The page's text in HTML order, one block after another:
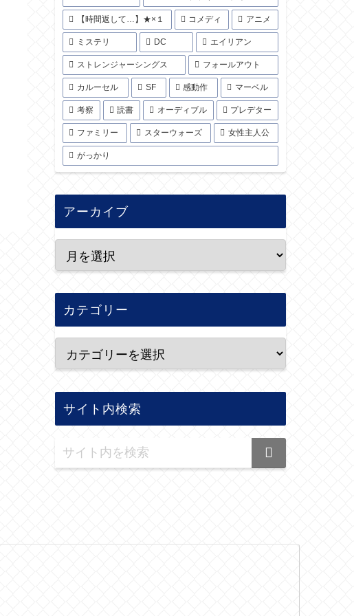
【時間返して…】★×１ コメディ アニメ
ミステリ DC エイリアン
ストレンジャーシングス フォールアウト
カルーセル SF 感動作 マーベル
考察 読書 オーディブル プレデター
ファミリー スターウォーズ 女性主人公
がっかり
アーカイブ
カテゴリー
サイト内検索